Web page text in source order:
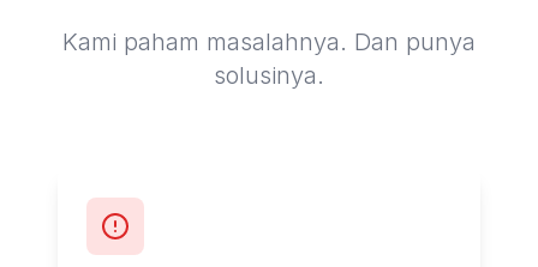
Kami paham masalahnya. Dan punya
solusinya.